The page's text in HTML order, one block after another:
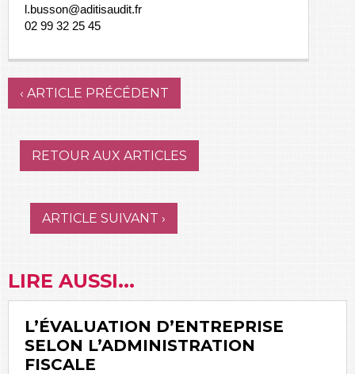
l.busson@aditisaudit.fr
02 99 32 25 45
‹ ARTICLE PRÉCÉDENT
RETOUR AUX ARTICLES
ARTICLE SUIVANT ›
LIRE AUSSI...
L’ÉVALUATION D’ENTREPRISE
SELON L’ADMINISTRATION
FISCALE